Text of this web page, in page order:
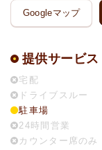
Googleマップ
提供サービス
宅配
ドライブスルー
駐車場
24時間営業
カウンター席のみ